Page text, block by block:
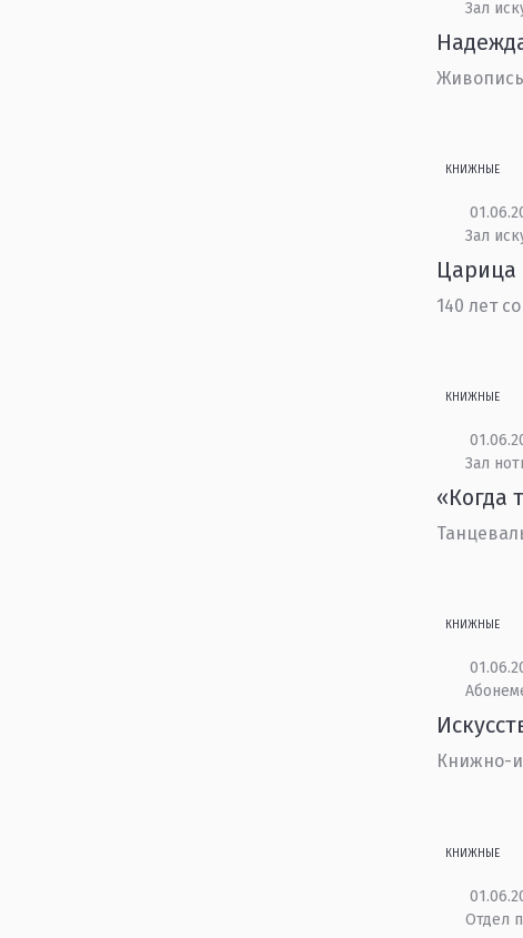
Зал
Живопись
КНИЖНЫЕ
Зал
Царица
140 лет
КНИЖНЫЕ
Зал
«Когда
КНИЖНЫЕ
Книжно-
КНИЖНЫЕ
Отдел